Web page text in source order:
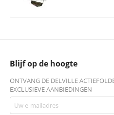
Blijf op de hoogte
ONTVANG DE DELVILLE
EXCLUSIEVE AANBIEDINGEN